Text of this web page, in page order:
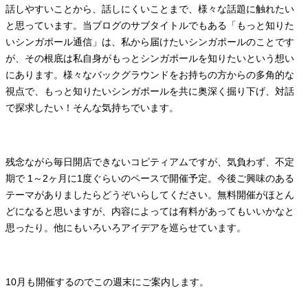
話しやすいことから、話しにくいことまで、様々な話題に触れたい
と思っています。当ブログのサブタイトルでもある「もっと知りた
いシンガポール通信」は、私から届けたいシンガポールのことです
が、その根底は私自身がもっとシンガポールを知りたいという想い
にあります。様々なバックグラウンドをお持ちの方からの多角的な
視点で、もっと知りたいシンガポールを共に奥深く掘り下げ、対話
で探求したい！そんな気持ちでいます。
残念ながら毎日開店できないコピティアムですが、気負わず、不定
期で 1～2ヶ月に1度ぐらいのペースで開催予定。今後ご興味のある
テーマがありましたらどうぞいらしてください。無料開催がほとん
どになると思いますが、内容によっては有料があってもいいかなと
思ったり。他にもいろいろアイデアを巡らせています。
10月も開催するのでこの週末にご案内します。